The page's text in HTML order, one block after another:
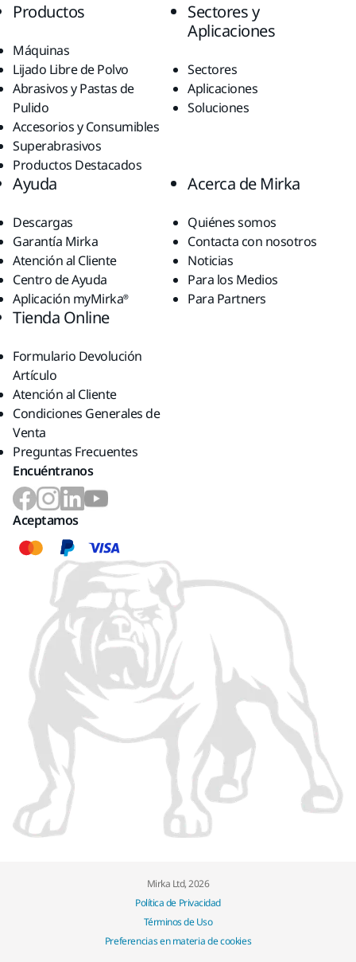
Productos
Máquinas
Lijado Libre de Polvo
Abrasivos y Pastas de
Pulido
Accesorios y Consumibles
Superabrasivos
Productos Destacados
Sectores y
Aplicaciones
Sectores
Aplicaciones
Soluciones
Ayuda
Descargas
Garantía Mirka
Atención al Cliente
Centro de Ayuda
Aplicación myMirka®
Acerca de Mirka
Quiénes somos
Contacta con nosotros
Noticias
Para los Medios
Para Partners
Tienda Online
Formulario Devolución
Artículo
Atención al Cliente
Condiciones Generales de
Venta
Preguntas Frecuentes
Encuéntranos
Aceptamos
Mirka Ltd, 2026
Política de Privacidad
Términos de Uso
Preferencias en materia de cookies